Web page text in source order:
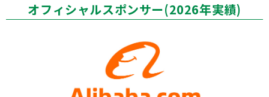
オフィシャルスポンサー(2026年実績)